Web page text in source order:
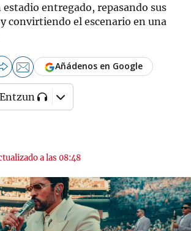
entregado, repasando sus
convirtiendo el escenario en una
a las 08:48
Añádenos en Google
Entzun